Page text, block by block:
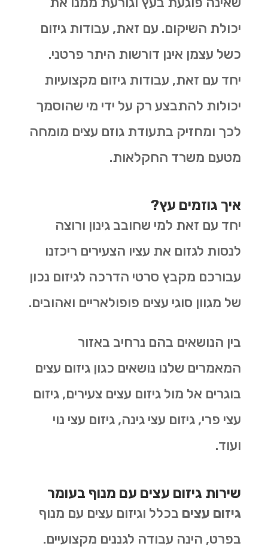
יכולת השיקום. עם זאת, עבודות גיזום
כשל עצמן אינן דורשות היתר פרטני.
יחד עם זאת, עבודות גיזום מקצועיות
יכולות להתבצע רק על ידי מי שהוסמך
לכך ומחזיק בתעודת גוזם עצים מומחה
מטעם משרד החקלאות.
איך גוזמים עץ?
יחד עם זאת למי שחובב גינון ורוצה
לנסות לגזום את עציו הצעירים ריכזנו
עבורכם מקבץ סרטי הדרכה לגיזום נכון
של מגוון סוגי עצים פופולאריים ואהובים.
בין הנושאים בהם נרחיב באזור
המאמרים שלנו נושאים כגון גיזום עצים
בוגרים אל מול גיזום עצים צעירים, גיזום
עצי פרי, גיזום עצי גינה, גיזום עצי נוי
ועוד.
שירות גיזום עצים עם מנוף בעומר
גיזום עצים בכלל וגיזום עצים עם מנוף
בפרט, הינה עבודה לגננים מקצועיים.